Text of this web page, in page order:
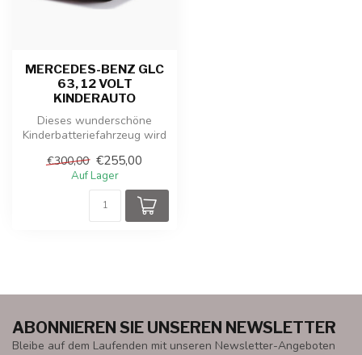
MERCEDES-BENZ GLC
63, 12 VOLT
KINDERAUTO
Dieses wunderschöne
Kinderbatteriefahrzeug wird
herg...
€300,00 €255,00
Auf Lager
ABONNIEREN SIE UNSEREN NEWSLETTER
Bleibe auf dem Laufenden mit unseren Newsletter-Angeboten